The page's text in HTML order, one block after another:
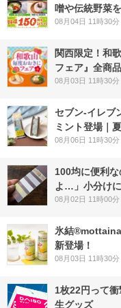
噌や伝統野菜
08月04日 11時30分
関西限定！和
フェア』全商
08月03日 11時30分
セブン‐イレブ
ミント登場｜
08月06日 11時30分
100均に便利
よ…」小分け
08月02日 11時00分
氷結
新登場！
08月03日 11時30分
1枚22円って
生グッズ